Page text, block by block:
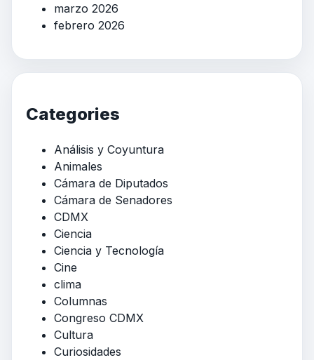
marzo 2026
febrero 2026
Categories
Análisis y Coyuntura
Animales
Cámara de Diputados
Cámara de Senadores
CDMX
Ciencia
Ciencia y Tecnología
Cine
clima
Columnas
Congreso CDMX
Cultura
Curiosidades